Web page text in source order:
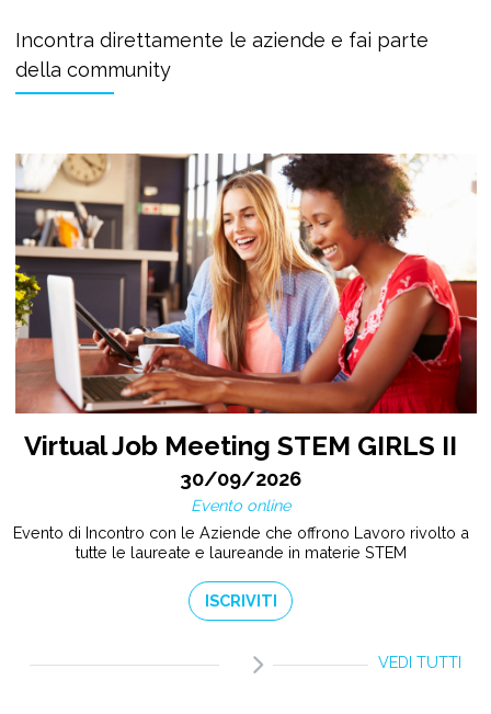
Incontra direttamente le aziende e fai parte
della community
Virtual Job Meeting STEM GIRLS II
30/09/2026
Evento online
Evento di Incontro con le Aziende che offrono Lavoro rivolto a
tutte le laureate e laureande in materie STEM
ISCRIVITI
VEDI TUTTI